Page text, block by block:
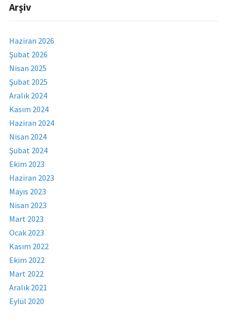
Arşiv
Haziran 2026
Şubat 2026
Nisan 2025
Şubat 2025
Aralık 2024
Kasım 2024
Haziran 2024
Nisan 2024
Şubat 2024
Ekim 2023
Haziran 2023
Mayıs 2023
Nisan 2023
Mart 2023
Ocak 2023
Kasım 2022
Ekim 2022
Mart 2022
Aralık 2021
Eylül 2020